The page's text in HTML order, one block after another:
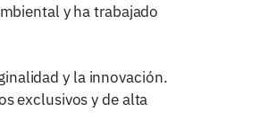
y ha trabajado
y la innovación.
exclusivos y de alta